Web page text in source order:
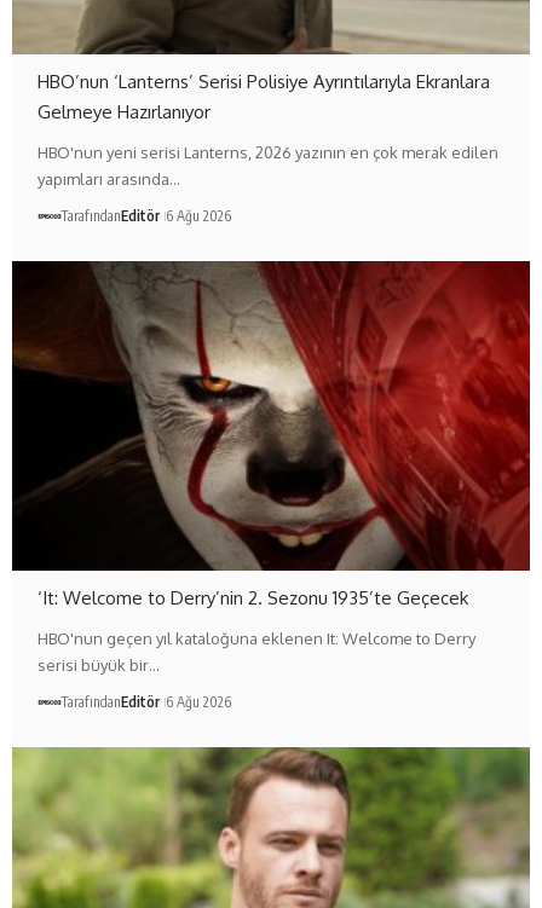
HBO’nun ‘Lanterns’ Serisi Polisiye Ayrıntılarıyla Ekranlara
Gelmeye Hazırlanıyor
HBO'nun yeni serisi Lanterns, 2026 yazının en çok merak edilen
yapımları arasında…
TarafındanEditör 6 Ağu 2026
‘It: Welcome to Derry’nin 2. Sezonu 1935’te Geçecek
HBO'nun geçen yıl kataloğuna eklenen It: Welcome to Derry
serisi büyük bir…
TarafındanEditör 6 Ağu 2026